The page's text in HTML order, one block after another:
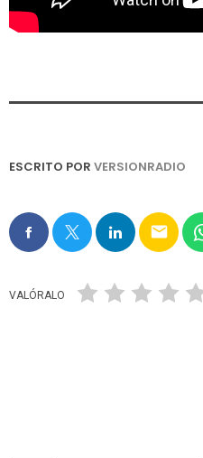
ESCRITO POR VERSIONRADIO
email
VALÓRALO